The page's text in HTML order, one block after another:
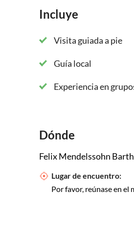
Incluye
Visita guiada a pie
Guía local
Experiencia en
Dónde
Felix Mendelssohn
Lugar de encuentro:
Por favor, reúnase en el